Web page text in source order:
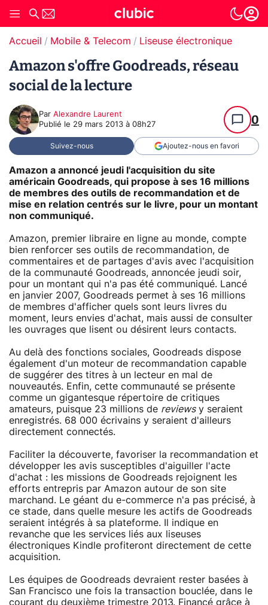
Accueil Mobile & Telecom Liseuse électronique
Amazon s'offre Goodreads, réseau
social de la lecture
Par Alexandre Laurent
Publié le 29 mars 2013 à 08h27 0
Suivez-nous Ajoutez-nous en favori
Amazon a annoncé jeudi l'acquisition du site
américain Goodreads, qui propose à ses 16 millions
de membres des outils de recommandation et de
mise en relation centrés sur le livre, pour un montant
non communiqué.
Amazon, premier libraire en ligne au monde, compte
bien renforcer ses outils de recommandation, de
commentaires et de partages d'avis avec l'acquisition
de la communauté Goodreads, annoncée jeudi soir,
pour un montant qui n'a pas été communiqué. Lancé
en janvier 2007, Goodreads permet à ses 16 millions
de membres d'afficher quels sont leurs livres du
moment, leurs envies d'achat, mais aussi de consulter
les ouvrages que lisent ou désirent leurs contacts.
Au delà des fonctions sociales, Goodreads dispose
également d'un moteur de recommandation capable
de suggérer des titres à un lecteur en mal de
nouveautés. Enfin, cette communauté se présente
comme un gigantesque répertoire de critiques
amateurs, puisque 23 millions de reviewsy seraient
enregistrés. 68 000 écrivains y seraient d'ailleurs
directement connectés.
Faciliter la découverte, favoriser la recommandation et
développer les avis susceptibles d'aiguiller l'acte
d'achat : les missions de Goodreads rejoignent les
efforts entrepris par Amazon autour de son site
marchand. Le géant du e-commerce n'a pas précisé, à
ce stade, dans quelle mesure les actifs de Goodreads
seraient intégrés à sa plateforme. Il indique en
revanche que les services liés aux liseuses
électroniques Kindle profiteront directement de cette
acquisition.
Les équipes de Goodreads devraient rester basées à
San Francisco une fois la transaction bouclée, dans le
courant du deuxième trimestre 2013. Financé grâce à